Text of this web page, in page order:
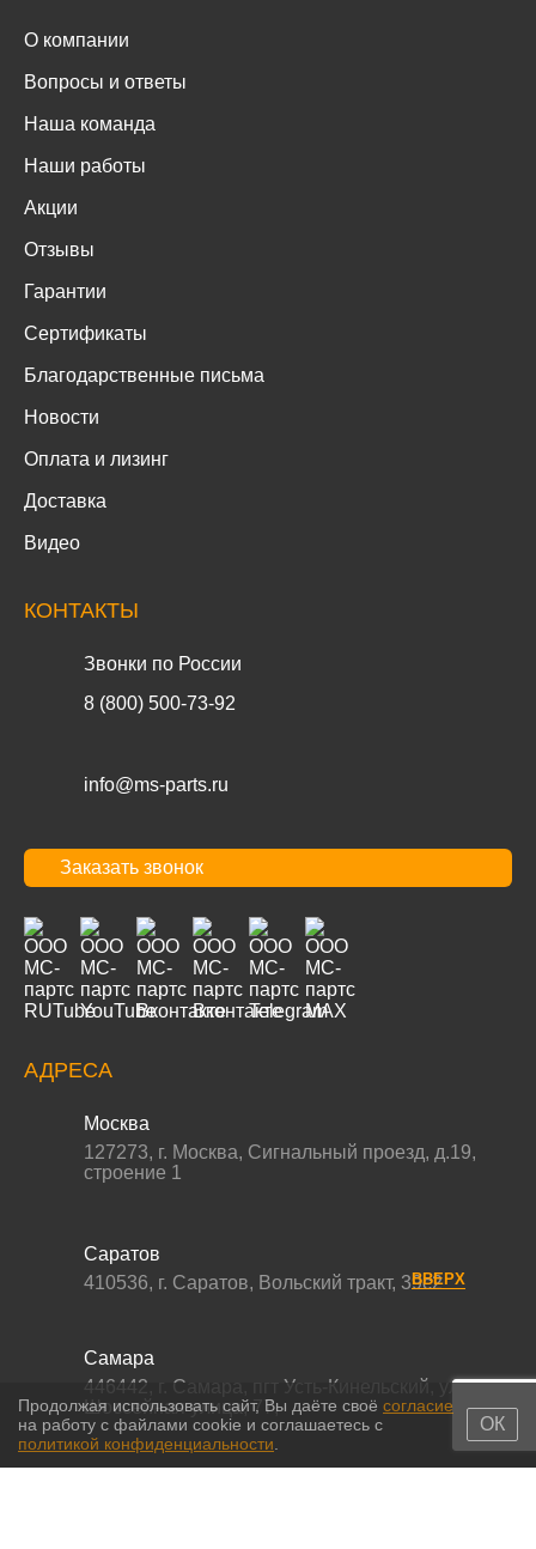
О компании
Вопросы и ответы
Наша команда
Наши работы
Акции
Отзывы
Гарантии
Сертификаты
Благодарственные письма
Новости
Оплата и лизинг
Доставка
Видео
КОНТАКТЫ
Звонки по России
8 (800) 500-73-92
info@ms-parts.ru
Заказать звонок
АДРЕСА
Москва
127273, г. Москва, Сигнальный проезд, д.19,
строение 1
Саратов
410536, г. Саратов, Вольский тракт, 39с2
Самара
446442
г. Самара
пгт Усть-Кинельский, ул.
Шоссейная улица, 77,
Продолжая использовать сайт, Вы даёте своё согласие
на работу с файлами cookie и соглашаетесь с
политикой конфиденциальности
ОК
ВВЕРХ